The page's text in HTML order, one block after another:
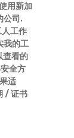
用新加
公司.
工作
我的工
查看的
全方
适
/ 证书